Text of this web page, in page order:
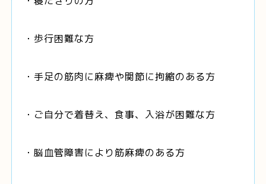
・歩行困難な方
・手足の筋肉に麻痺や関節に拘縮のある方
・ご自分で着替え、食事、入浴が困難な方
・脳血管障害により筋麻痺のある方